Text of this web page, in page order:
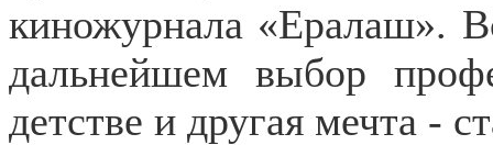
киножурнала «Ералаш».
дальнейшем выбор
детстве и другая мечта -